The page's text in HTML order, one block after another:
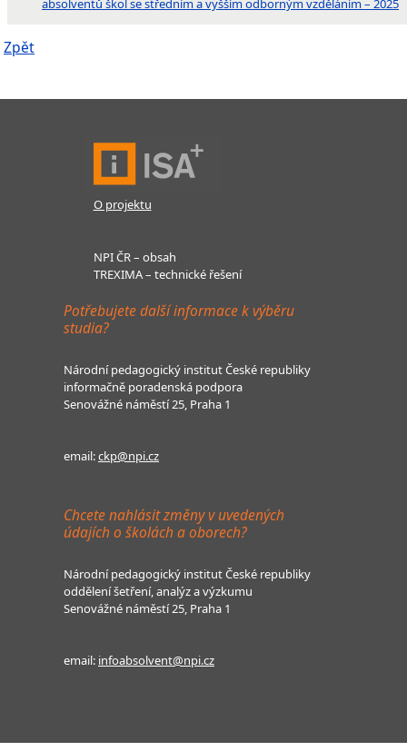
Zpět
O projektu
NPI ČR – obsah
TREXIMA – technické řešení
Potřebujete další informace k výběru
studia?
Národní pedagogický institut České republiky
informačně poradenská podpora
Senovážné náměstí 25, Praha 1
email:ckp@npi.cz
Chcete nahlásit změny v uvedených
údajích o školách a oborech?
Národní pedagogický institut České republiky
oddělení šetření, analýz a výzkumu
Senovážné náměstí 25, Praha 1
email: infoabsolvent@npi.cz